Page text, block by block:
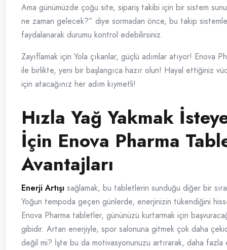
Ama günümüzde çoğu site, sipariş takibi için bir sistem
ne zaman gelecek?” diye sormadan önce, bu takip
faydalanarak durumu kontrol edebilirsiniz.
Zayıflamak için Yola çıkanlar, güçlü adımlar atıyor! Enova
ile birlikte, yeni bir başlangıca hazır olun! Hayal ettiğiniz
için atacağınız her adım kıymetli!
Hızla Yağ Yakmak
İçin Enova Pharma
Avantajları
Enerji Artışı sağlamak, bu tabletlerin sunduğu diğer bir sıra
Yoğun tempoda geçen günlerde, enerjinizin tükendiğini
Enova Pharma tabletler, gününüzü kurtarmak için
gibidir. Artan enerjiyle, spor salonuna gitmek çok daha
değil mi? İşte bu da motivasyonunuzu artırarak, daha fazla